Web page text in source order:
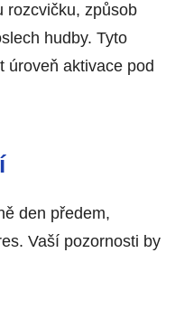
rozcvičku, způsob
hudby. Tyto
úroveň aktivace pod
den předem,
Vaší pozornosti by